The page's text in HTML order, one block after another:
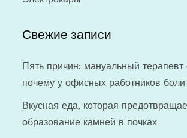
Свежие записи
Пять причин: мануальный терапевт
почему у офисных работников
Вкусная еда, которая
образование камней в почках